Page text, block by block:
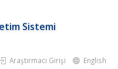
Sistemi
Araştırmacı Girişi English